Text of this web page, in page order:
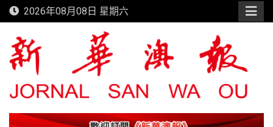
Skip
to
content
2026年08月08日 星期六
新華澳報